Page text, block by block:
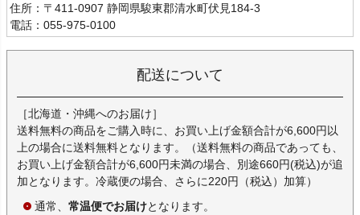
住所：〒411-0907 静岡県駿東郡清水町伏見184-3
電話：055-975-0100
配送について
［北海道・沖縄へのお届け］
送料無料の商品をご購入時に、お買い上げ金額合計が6,600円以
上の場合に送料無料となります。（送料無料の商品であっても、
お買い上げ金額合計が6,600円未満の場合、別途660円(税込)が追
加となります。冷蔵便の場合、さらに220円（税込）加算）
通常、 常温便でお届けとなります。